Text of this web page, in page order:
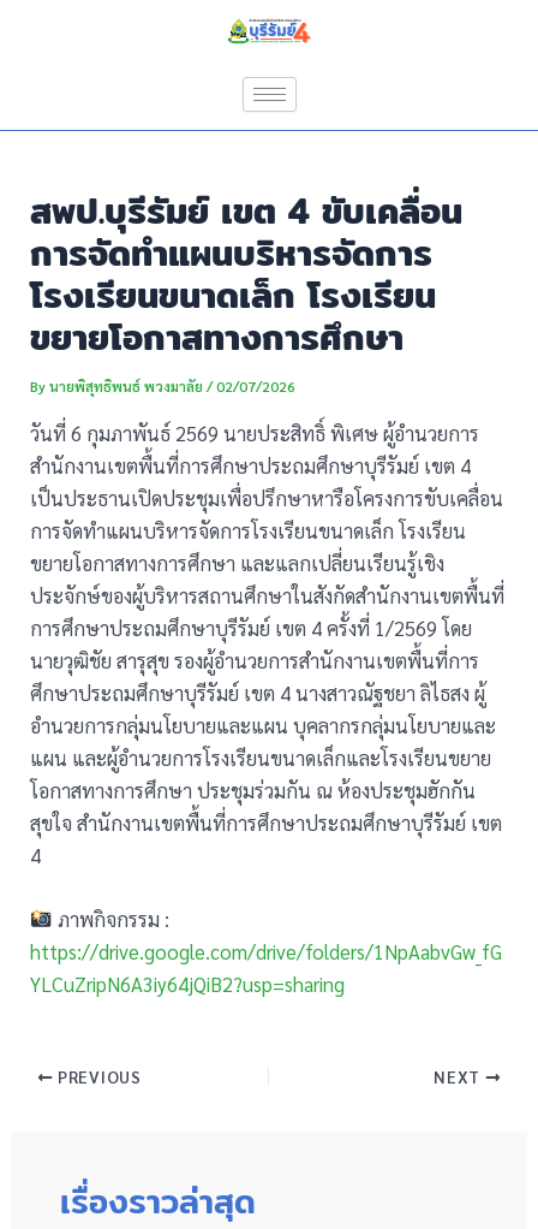
สพป.บุรีรัมย์ เขต 4 ขับเคลื่อน
การจัดทำแผนบริหารจัดการ
โรงเรียนขนาดเล็ก โรงเรียน
ขยายโอกาสทางการศึกษา
Byนายพิสุทธิพนธ์ พวงมาลัย/02/07/2026
วันที่ 6 กุมภาพันธ์ 2569 นายประสิทธิ์ พิเศษ ผู้อำนวยการ
สำนักงานเขตพื้นที่การศึกษาประถมศึกษาบุรีรัมย์ เขต 4
เป็นประธานเปิดประชุมเพื่อปรึกษาหารือโครงการขับเคลื่อน
การจัดทำแผนบริหารจัดการโรงเรียนขนาดเล็ก โรงเรียน
ขยายโอกาสทางการศึกษา และแลกเปลี่ยนเรียนรู้เชิง
ประจักษ์ของผู้บริหารสถานศึกษาในสังกัดสำนักงานเขตพื้นที่
การศึกษาประถมศึกษาบุรีรัมย์ เขต 4 ครั้งที่ 1/2569 โดย
นายวุฒิชัย สารุสุข รองผู้อำนวยการสำนักงานเขตพื้นที่การ
ศึกษาประถมศึกษาบุรีรัมย์ เขต 4 นางสาวณัฐชยา ลิไธสง ผู้
อำนวยการกลุ่มนโยบายและแผน บุคลากรกลุ่มนโยบายและ
แผน และผู้อำนวยการโรงเรียนขนาดเล็กและโรงเรียนขยาย
โอกาสทางการศึกษา ประชุมร่วมกัน ณ ห้องประชุมฮักกัน
สุขใจ สำนักงานเขตพื้นที่การศึกษาประถมศึกษาบุรีรัมย์ เขต
4
ภาพกิจกรรม :
https://drive.google.com/drive/folders/1NpAabvGw_fG
YLCuZripN6A3iy64jQiB2?usp=sharing
PREVIOUS NEXT
เรื่องราวล่าสุด